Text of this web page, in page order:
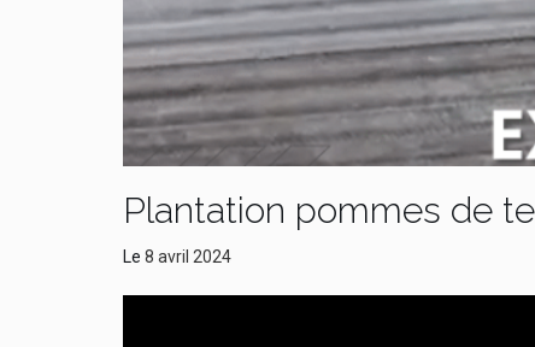
Plantation pommes de
Le 8 avril 2024